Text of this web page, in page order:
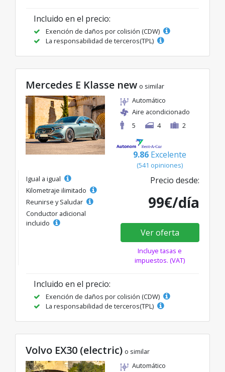
Incluido en el precio:
Exención de daños por colisión (CDW)
La responsabilidad de terceros(TPL)
Mercedes E Klasse new o similar
Automático
Aire acondicionado
5
4 2
9.86 Excelente
(541 opiniones)
Igual a igual
Kilometraje ilimitado
Reunirse y Saludar
Conductor adicional
incluido
Precio desde:
99€/día
Ver oferta
Incluye tasas e
impuestos. (VAT)
Incluido en el precio:
Exención de daños por colisión (CDW)
La responsabilidad de terceros(TPL)
Volvo EX30 (electric) o similar
Automático